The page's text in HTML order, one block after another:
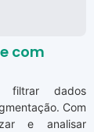
com
filtrar dados
Com
e analisar